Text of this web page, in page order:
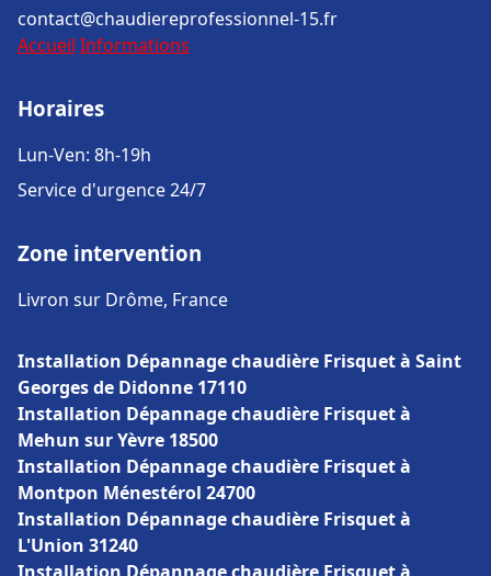
contact@chaudiereprofessionnel-15.fr
Accueil Informations
Horaires
Lun-Ven: 8h-19h
Service d'urgence 24/7
Zone intervention
Livron sur Drôme, France
Installation Dépannage chaudière Frisquet à Saint
Georges de Didonne 17110
Installation Dépannage chaudière Frisquet à
Mehun sur Yèvre 18500
Installation Dépannage chaudière Frisquet à
Montpon Ménestérol 24700
Installation Dépannage chaudière Frisquet à
L'Union 31240